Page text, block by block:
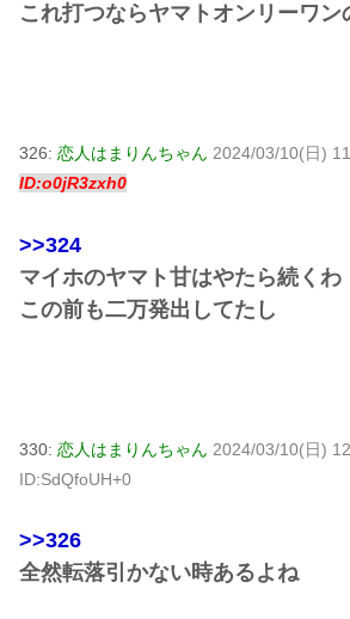
これ打つならヤマトオンリーワ
326: 恋人はまりんちゃん 2024/03/10(日)
ID:o0jR3zxh0
>>324
マイホのヤマト甘はやたら続くわ
この前も二万発出してたし
330: 恋人はまりんちゃん 2024/03/10(日)
ID:SdQfoUH+0
>>326
全然転落引かない時あるよね